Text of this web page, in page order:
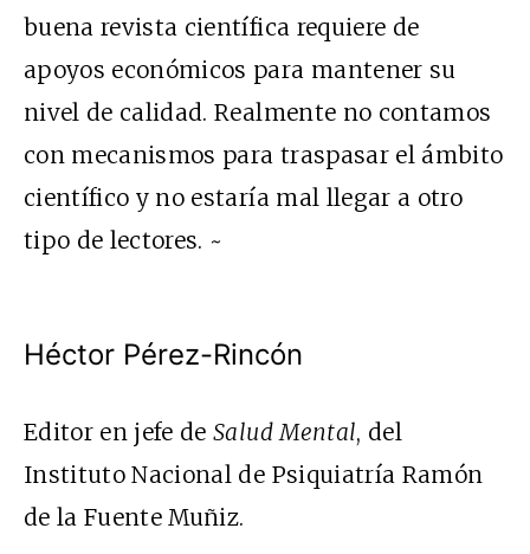
buena revista científica requiere de
apoyos económicos para mantener su
nivel de calidad. Realmente no contamos
con mecanismos para traspasar el ámbito
científico y no estaría mal llegar a otro
tipo de lectores. ~
Héctor Pérez-Rincón
Editor en jefe deSalud Mental, del
Instituto Nacional de Psiquiatría Ramón
de la Fuente Muñiz.